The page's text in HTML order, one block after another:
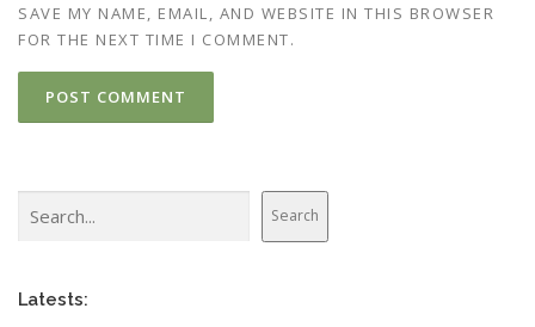
SAVE MY NAME, EMAIL, AND WEBSITE IN THIS BROWSER
FOR THE NEXT TIME I COMMENT.
Search
Latests: